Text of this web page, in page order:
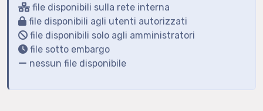
file disponibili sulla rete interna
file disponibili agli utenti autorizzati
file disponibili solo agli amministratori
file sotto embargo
nessun file disponibile